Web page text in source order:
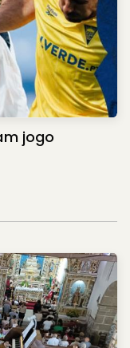
jogo